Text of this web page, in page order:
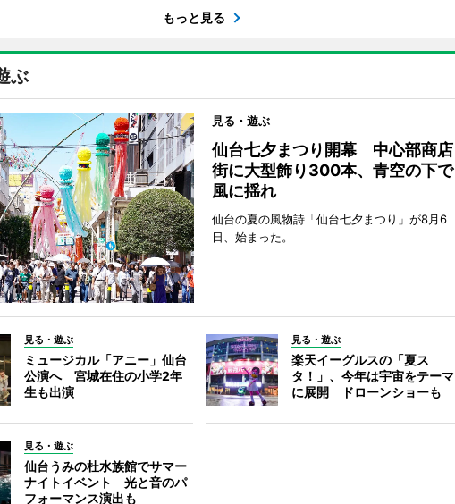
もっと見る
ぶ
見る・遊ぶ
仙台七夕まつり開幕 中心部商店
街に大型飾り300本、青空の下で
風に揺れ
仙台の夏の風物詩「仙台七夕まつり」が8月6
日、始まった。
見る・遊ぶ
ミュージカル「アニー」仙台
公演へ 宮城在住の小学2年
生も出演
見る・遊ぶ
楽天イーグルスの「夏ス
タ！」、今年は宇宙をテーマ
に展開 ドローンショーも
見る・遊ぶ
仙台うみの杜水族館でサマー
ナイトイベント 光と音のパ
フォーマンス演出も